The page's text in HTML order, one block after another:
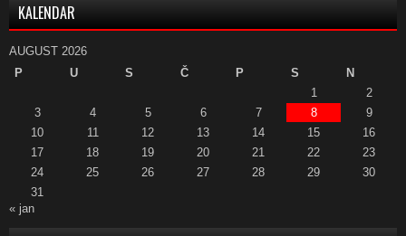
KALENDAR
AUGUST 2026
P
U S Č P S
N
1
2
3
4 5 6 7 8
9
10
11 12 13 14 15
16
17
18 19 20 21 22
23
24
25 26 27 28 29
30
31
« jan